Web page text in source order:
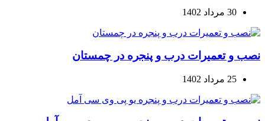
30 مرداد 1402
نصب و تعمیرات درب و پنجره در چمستان
25 مرداد 1402